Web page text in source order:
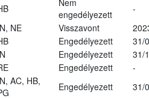
Nem
engedélyezett
-
NE Visszavont
Engedélyezett
31/
Engedélyezett
31/
Engedélyezett
-
AC, HB,
Engedélyezett
31/